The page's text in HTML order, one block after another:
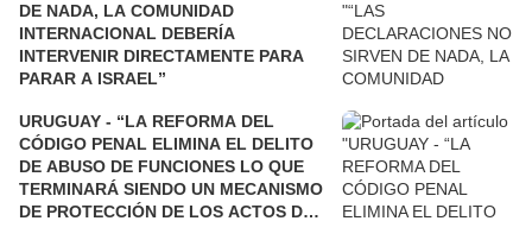
DE NADA, LA COMUNIDAD
INTERNACIONAL DEBERÍA
INTERVENIR DIRECTAMENTE PARA
PARAR A ISRAEL”
URUGUAY - “LA REFORMA DEL
CÓDIGO PENAL ELIMINA EL DELITO
DE ABUSO DE FUNCIONES LO QUE
TERMINARÁ SIENDO UN MECANISMO
DE PROTECCIÓN DE LOS ACTOS DE